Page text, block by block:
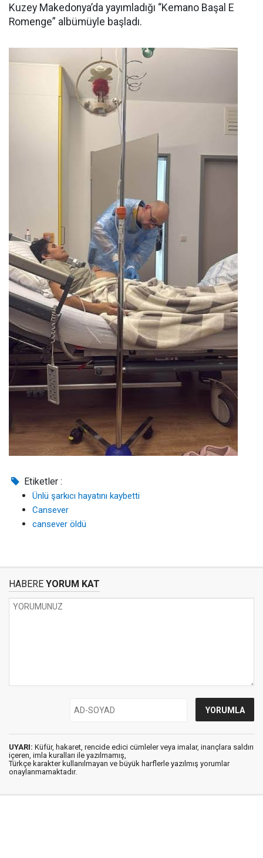
Kuzey Makedonya’da yayımladığı “Kemano Başal E
Romenge” albümüyle başladı.
Etiketler :
Ünlü şarkıcı hayatını kaybetti
Cansever
cansever öldü
HABERE YORUM KAT
UYARI: Küfür, hakaret, rencide edici cümleler veya imalar, inançlara saldırı
içeren, imla kuralları ile yazılmamış,
Türkçe karakter kullanılmayan ve büyük harflerle yazılmış yorumlar
onaylanmamaktadır.